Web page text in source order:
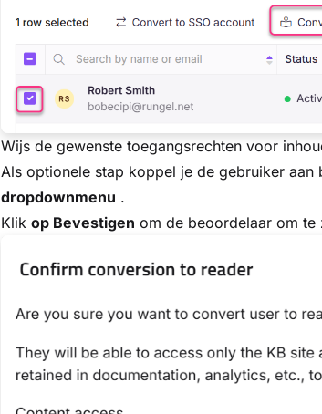
Wijs de gewenste toegangsrechten voor
Als optionele stap koppel je de gebruiker aan
dropdownmenu .
Klik op Bevestigen om de beoordelaar om te